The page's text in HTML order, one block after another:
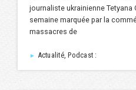
journaliste ukrainienne Tetyana
semaine marquée par la
massacres de
► Actualité, Podcast :